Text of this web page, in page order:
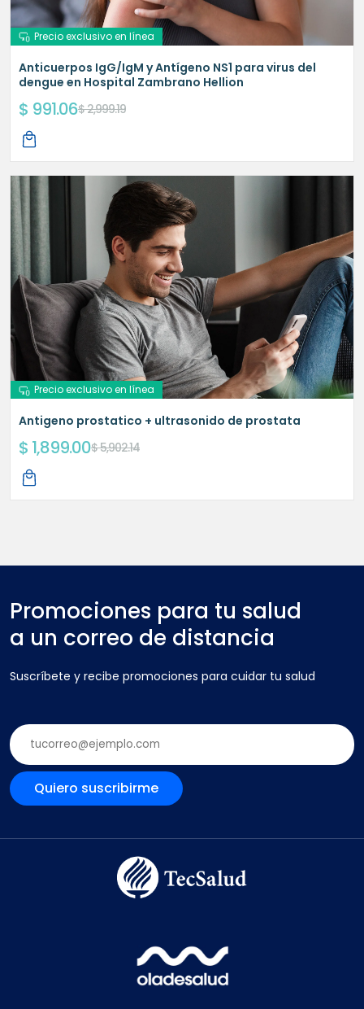
Precio exclusivo en línea
Anticuerpos IgG/IgM y Antígeno NS1 para virus del
dengue en Hospital Zambrano Hellion
$ 991.06$ 2,999.19
Precio exclusivo en línea
Antigeno prostatico + ultrasonido de prostata
$ 1,899.00$ 5,902.14
Promociones para tu salud
a un correo de distancia
Suscríbete y recibe promociones para cuidar tu salud
Quiero suscribirme